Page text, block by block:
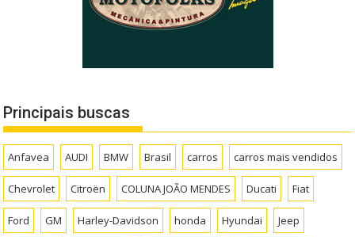
Principais buscas
Anfavea AUDI BMW Brasil carros carros mais vendidos
Chevrolet Citroën COLUNA JOÃO MENDES Ducati Fiat
Ford GM Harley-Davidson honda Hyundai Jeep